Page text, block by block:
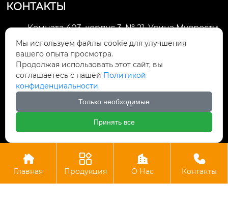
КОНТАКТЫ
Комната 403, корпус 3, № 21, Улица Мудрости,
Зона экономического развития Хуэйшань,
город Уси
li@futaogroup.com

Авторское право©ООО Импорт и экспорт Уси Футао

Главная

Продукция

О Нас

Контакты
Мы используем файлы cookie для улучшения
вашего опыта просмотра.
Продолжая использовать этот сайт, вы
соглашаетесь с нашей Политикой
конфиденциальности.
Только необходимые
Принять все